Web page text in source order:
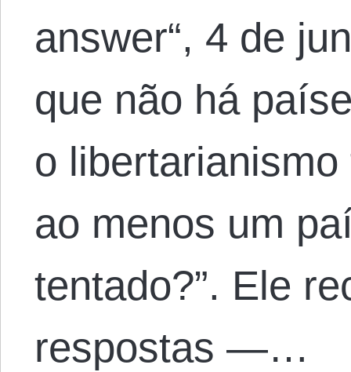
answer“, 4 de
que não há
o
ao menos um
tentado?”. Ele
respostas —…